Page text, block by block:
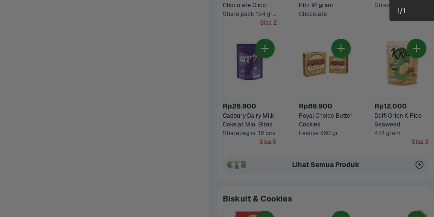
Share pack 154 gram
Sisa 2
Ritz 91 gram
Chocolate
Strawberry
Rp26.900
Cadbury Dairy Milk
Cokelat Mini Bites
Sharebag isi 18 pcs
Sisa 5
Rp89.900
Royal Choice Butter
Cookies
Festive 480 gr
Rp12.000
Delfi Orion K Rice
47,4 gram
Sisa 3
Lihat Semua Produk
Biskuit & Cookies
1/1